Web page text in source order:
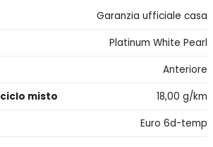
Garanzia ufficiale casa
Platinum White Pearl
Anteriore
ciclo misto
18,00 g/km
Euro 6d-temp